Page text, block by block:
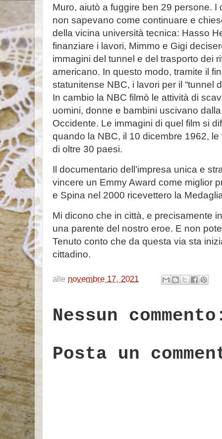
Muro, aiutò a fuggire ben 29 persone. I
non sapevano come continuare e
della vicina università tecnica: Hasso
finanziare i lavori, Mimmo e Gigi
immagini del tunnel e del trasporto dei
americano. In questo modo, tramite il
statunitense NBC, i lavori per il “tunnel
In cambio la NBC filmò le attività di
uomini, donne e bambini uscivano
Occidente. Le immagini di quel film si
quando la NBC, il 10 dicembre 1962,
di oltre 30 paesi.
Il documentario dell’impresa unica e
vincere un Emmy Award come miglior
e Spina nel 2000 ricevettero la
Mi dicono che in città, e precisamente
una parente del nostro eroe. E non
Tenuto conto che da questa via sta
cittadino.
alle novembre 17, 2021
Nessun
Posta un